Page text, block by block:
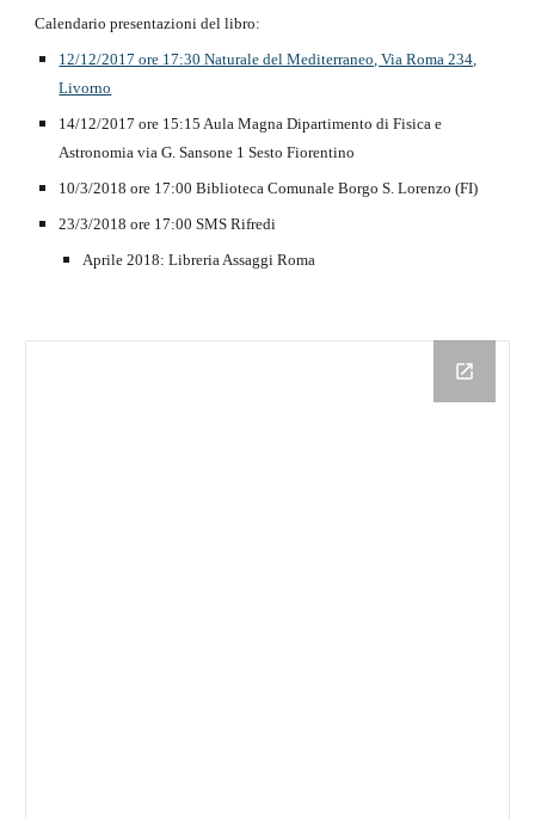
Calendario presentazioni del libro:
12/12/2017 ore 17:30 Naturale del Mediterraneo, Via Roma 234,
Livorno
14/12/2017 ore 15:15 Aula Magna Dipartimento di Fisica e
Astronomia via G. Sansone 1 Sesto Fiorentino
10/3/2018 ore 17:00 Biblioteca Comunale Borgo S. Lorenzo (FI)
23/3/2018 ore 17:00 SMS Rifredi
Aprile 2018: Libreria Assaggi Roma